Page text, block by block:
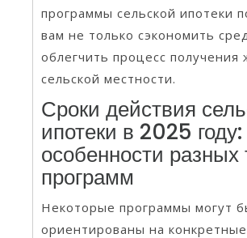
программы сельской ипотеки
вам не только сэкономить
облегчить процесс получения
сельской местности.
Сроки действия
ипотеки в 2025 году:
особенности разных
программ
Некоторые программы могут
ориентированы на